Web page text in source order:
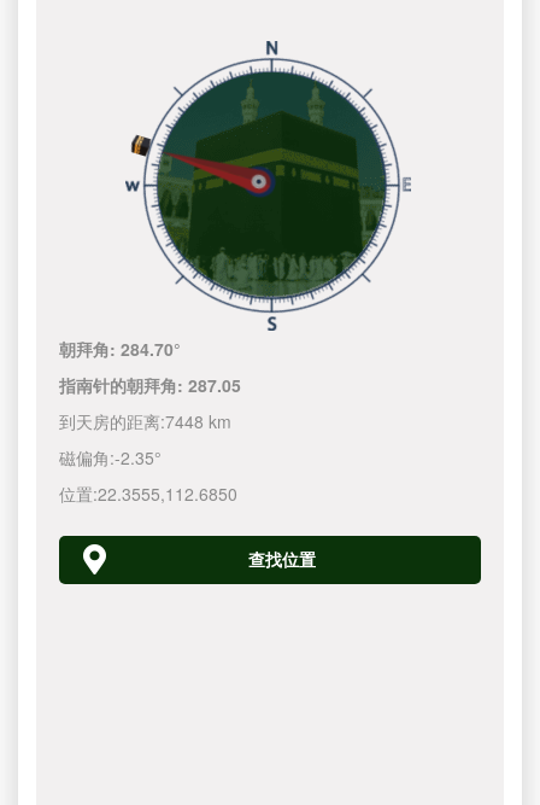
朝拜角:284.70°
指南针的朝拜角:287.05
到天房的距离:7448 km
磁偏角:-2.35°
位置:22.3555,112.6850
查找位置